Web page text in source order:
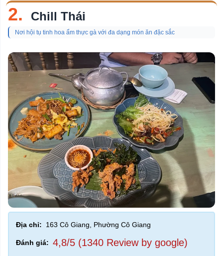
2. Chill Thái
Nơi hội tụ tinh hoa ẩm thực gà với đa dạng món ăn đặc sắc
Địa chỉ: 163 Cô Giang, Phường Cô Giang
Đánh giá: 4,8/5 (1340 Review by google)